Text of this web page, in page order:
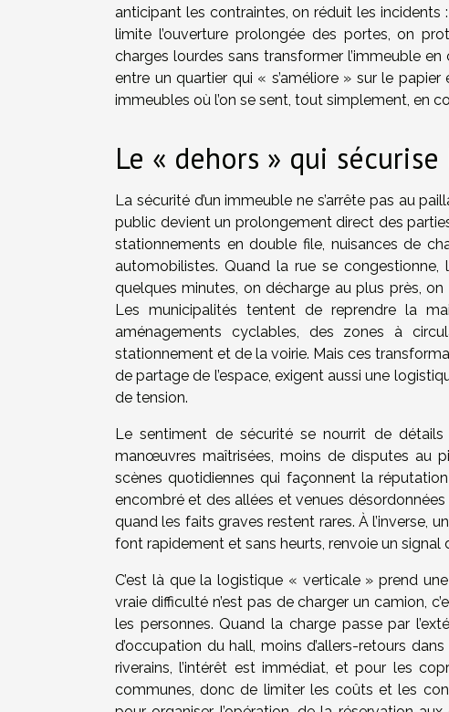
anticipant les contraintes, on réduit les incidents
limite l’ouverture prolongée des portes, on
charges lourdes sans transformer l’immeuble
entre un quartier qui « s’améliore » sur le
immeubles où l’on se sent, tout simplement, en
Le « dehors » qui
La sécurité d’un immeuble ne s’arrête pas au
public devient un prolongement direct des
stationnements en double file, nuisances de
automobilistes. Quand la rue se
quelques minutes, on décharge au plus près,
Les municipalités tentent de reprendre la
aménagements cyclables, des zones à
stationnement et de la voirie. Mais ces
de partage de l’espace, exigent aussi une
de tension.
Le sentiment de sécurité se nourrit de
manœuvres maîtrisées, moins de disputes au
scènes quotidiennes qui façonnent la
encombré et des allées et venues
quand les faits graves restent rares. À l’inverse,
font rapidement et sans heurts, renvoie un signal
C’est là que la logistique « verticale » prend
vraie difficulté n’est pas de charger un camion,
les personnes. Quand la charge passe par
d’occupation du hall, moins d’allers-retours
riverains, l’intérêt est immédiat, et pour les
communes, donc de limiter les coûts et les